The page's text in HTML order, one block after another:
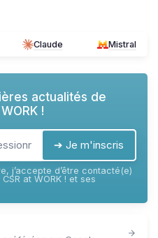
Claude Mistral
actualités de
!
➔ Je m'inscris
j’accepte d’être contacté(e)
at WORK ! et ses